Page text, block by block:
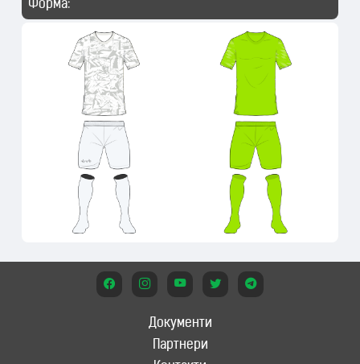
Форма:
Документи
Партнери